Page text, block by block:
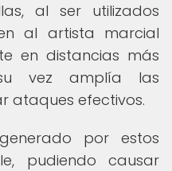
al ser utilizados
al artista marcial
en distancias más
vez amplía las
ataques efectivos.
por estos
pudiendo causar